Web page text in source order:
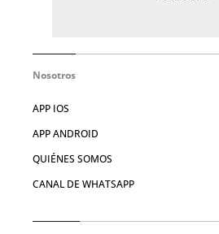
Nosotros
APP IOS
APP ANDROID
QUIÉNES SOMOS
CANAL DE WHATSAPP